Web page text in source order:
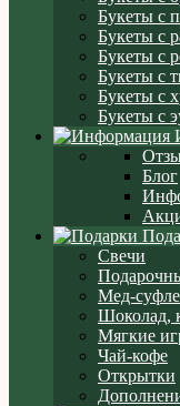
Букеты с
Букеты с
Букеты с
Букеты с
Букеты с
Букеты с
Блог
Свечи
Мед-
Шоколад,
Мягкие
Чай-кофе
Открытки